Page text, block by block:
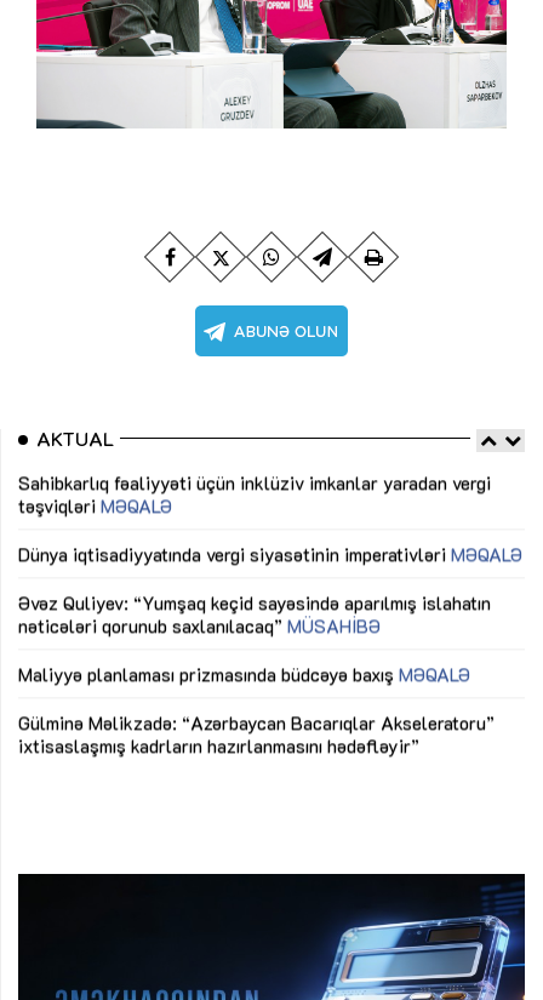
AKTUAL
Sahibkarlıq fəaliyyəti üçün inklüziv imkanlar yaradan vergi
təşviqləri MƏQALƏ
Dünya iqtisadiyyatında vergi siyasətinin imperativləri MƏQALƏ
Əvəz Quliyev: “Yumşaq keçid sayəsində aparılmış islahatın
nəticələri qorunub saxlanılacaq” MÜSAHİBƏ
Maliyyə planlaması prizmasında büdcəyə baxış MƏQALƏ
Gülminə Məlikzadə: “Azərbaycan Bacarıqlar Akseleratoru”
ixtisaslaşmış kadrların hazırlanmasını hədəfləyir”